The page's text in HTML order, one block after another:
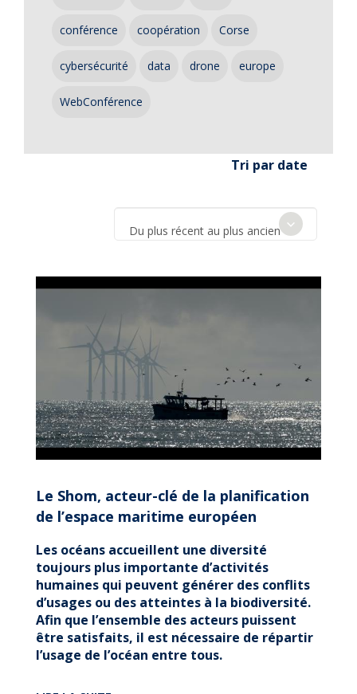
conférence coopération Corse
cybersécurité data drone europe
WebConférence
Tri par date
Du plus récent au plus ancien
Le Shom, acteur-clé de la planification
de l’espace maritime européen
Les océans accueillent une diversité
toujours plus importante d’activités
humaines qui peuvent générer des conflits
d’usages ou des atteintes à la biodiversité.
Afin que l’ensemble des acteurs puissent
être satisfaits, il est nécessaire de répartir
l’usage de l’océan entre tous.